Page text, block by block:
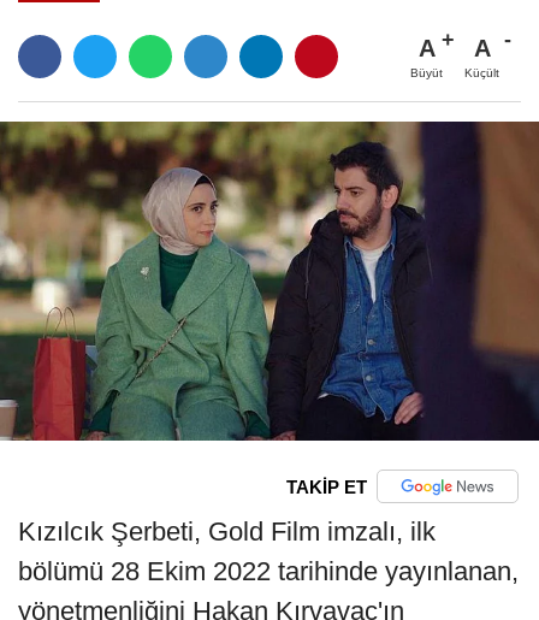
A
Büyüt
A
Küçült
TAKİP ET
Kızılcık Şerbeti, Gold Film imzalı, ilk
bölümü 28 Ekim 2022 tarihinde yayınlanan,
yönetmenliğini Hakan Kırvavaç'ın